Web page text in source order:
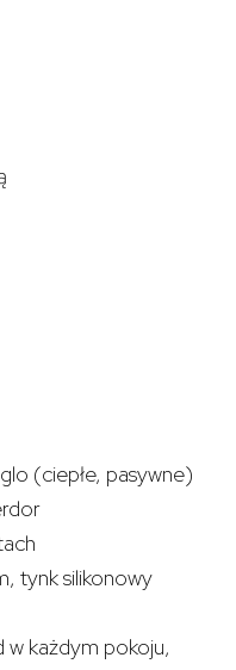
(ciepłe, pasywne)
tynk silikonowy
w każdym pokoju,